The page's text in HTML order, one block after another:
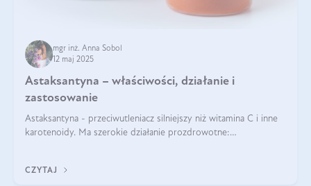
mgr inż. Anna Sobol
12 maj 2025
Astaksantyna – właściwości, działanie i
zastosowanie
Astaksantyna - przeciwutleniacz silniejszy niż witamina C i inne
karotenoidy. Ma szerokie działanie prozdrowotne:
CZYTAJ